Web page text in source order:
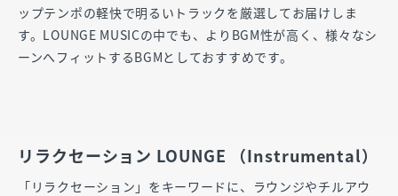
ップテンポの軽快で明るいトラックを厳選してお届けしま
す。LOUNGE MUSICの中でも、よりBGM性が高く、様々なシ
ーンへフィットするBGMとしておすすめです。
リラクセーション LOUNGE （Instrumental）
「リラクセーション」をキーワードに、ラウンジやチルアウ